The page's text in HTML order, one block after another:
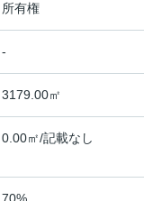
所有権
-
3179.00㎡
0.00㎡/記載なし